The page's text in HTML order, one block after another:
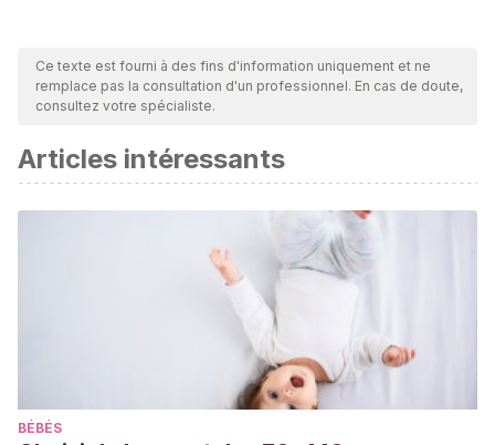
Ce texte est fourni à des fins d'information uniquement et ne
remplace pas la consultation d'un professionnel. En cas de doute,
consultez votre spécialiste.
Articles intéressants
BÉBÉS